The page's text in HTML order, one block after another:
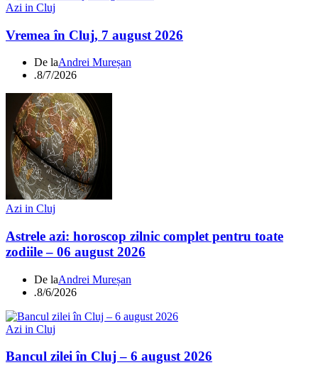
Azi in Cluj
Vremea în Cluj, 7 august 2026
De laAndrei Mureșan
.8/7/2026
Azi in Cluj
Astrele azi: horoscop zilnic complet pentru toate
zodiile – 06 august 2026
De laAndrei Mureșan
.8/6/2026
Azi in Cluj
Bancul zilei în Cluj – 6 august 2026